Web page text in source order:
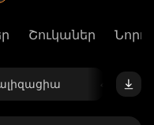
Շուկաներ